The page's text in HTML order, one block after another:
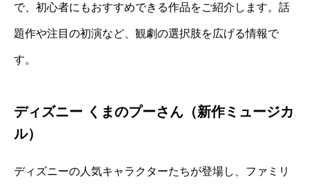
で、初心者にもおすすめできる作品をご紹介します。話
題作や注目の初演など、観劇の選択肢を広げる情報で
す。
ディズニー くまのプーさん（新作ミュージカ
ル）
ディズニーの人気キャラクターたちが登場し、ファミリ